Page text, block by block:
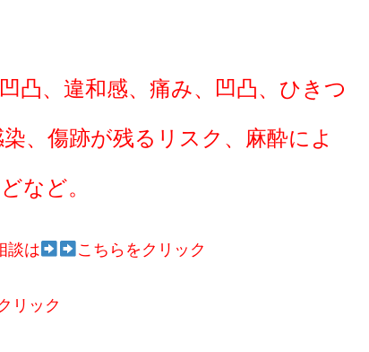
凸、違和感、痛み、凹凸、ひきつ
、傷跡が残るリスク、麻酔によ
など。
談は こちらをクリック
リック